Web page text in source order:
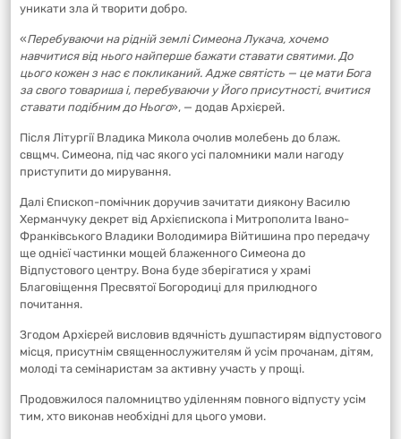
уникати зла й творити добро.
«Перебуваючи на рідній землі Симеона Лукача, хочемо
навчитися від нього найперше бажати ставати святими. До
цього кожен з нас є покликаний. Адже святість — це мати Бога
за свого товариша і, перебуваючи у Його присутності, вчитися
ставати подібним до Нього», — додав Архієрей.
Після Літургії Владика Микола очолив молебень до блаж.
свщмч. Симеона, під час якого усі паломники мали нагоду
приступити до мирування.
Далі Єпископ-помічник доручив зачитати диякону Василю
Херманчуку декрет від Архієпископа і Митрополита Івано-
Франківського Владики Володимира Війтишина про передачу
ще однієї частинки мощей блаженного Симеона до
Відпустового центру. Вона буде зберігатися у храмі
Благовіщення Пресвятої Богородиці для прилюдного
почитання.
Згодом Архієрей висловив вдячність душпастирям відпустового
місця, присутнім священнослужителям й усім прочанам, дітям,
молоді та семінаристам за активну участь у прощі.
Продовжилося паломництво уділенням повного відпусту усім
тим, хто виконав необхідні для цього умови.